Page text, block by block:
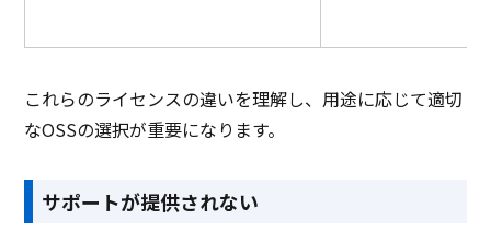
これらのライセンスの違いを理解し、用途に応じて適切
なOSSの選択が重要になります。
サポートが提供されない